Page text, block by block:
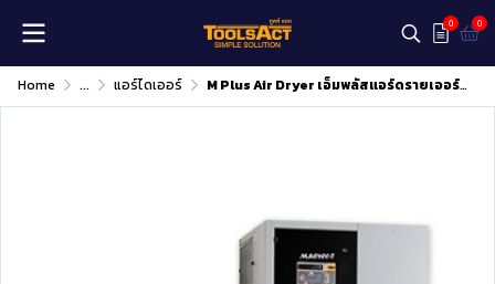
0 0
Home ... แอร์ไดเออร์ M Plus Air Dryer เอ็มพลัสแอร์ดรายเออร์ รุ่น MAC40-T